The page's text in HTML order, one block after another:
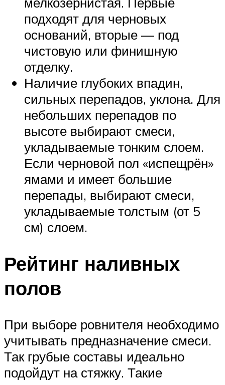
подходят для черновых
оснований, вторые — под
чистовую или финишную
отделку.
Наличие глубоких впадин,
сильных перепадов, уклона. Для
небольших перепадов по
высоте выбирают смеси,
укладываемые тонким слоем.
Если черновой пол «испещрён»
ямами и имеет большие
перепады, выбирают смеси,
укладываемые толстым (от 5
см) слоем.
Рейтинг наливных
полов
При выборе ровнителя необходимо
учитывать предназначение смеси.
Так грубые составы идеально
подойдут на стяжку. Такие